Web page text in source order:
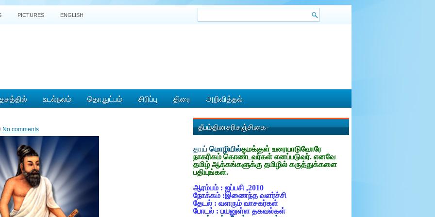
PICTURES ENGLISH
உடல்நலம் தொ.நுட்பம் சிரிப்பு திரை அறிவித்தல்
No comments தீபம்தினசரிசஞ்சிகை-
தாய் மொழியில்தமக்குள் உரையாடுவோரே
நாகரிகம் கொண்டவர்கள் எனப்படுவர். எனவே
தமிழ் ஆக்கங்களுக்கு தமிழில் கருத்துக்களை
பதியுங்கள்.
ஆரம்பம் : ஐப்பசி ,2010
நோக்கம் :இணைந்த வளர்ச்சி
தேடல் : வளரும் வாசகர்கள்
போடல் : பயனுள்ள தகவல்கள்